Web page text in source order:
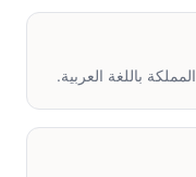
باللغة العربية.